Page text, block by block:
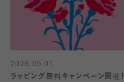
2026.05.01
ラッピング無料キャンペーン開催！